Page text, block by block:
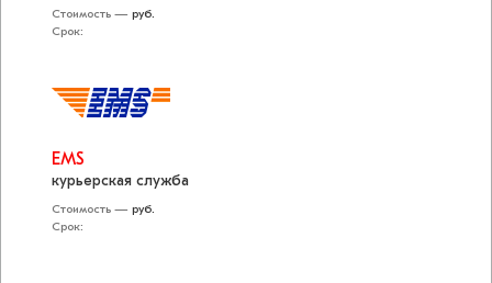
Стоимость — руб.
Срок:
EMS
курьерская служба
Стоимость — руб.
Срок: